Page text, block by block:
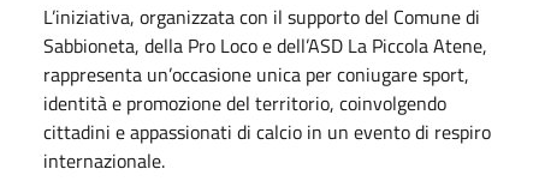
L’iniziativa, organizzata con il supporto del Comune di
Sabbioneta, della Pro Loco e dell’ASD La Piccola Atene,
rappresenta un’occasione unica per coniugare sport,
identità e promozione del territorio, coinvolgendo
cittadini e appassionati di calcio in un evento di respiro
internazionale.